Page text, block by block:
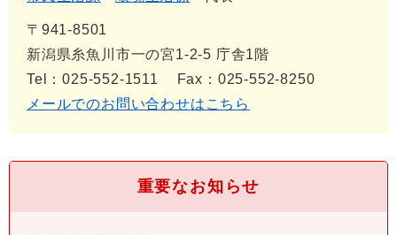
〒941-8501
新潟県糸魚川市一の宮1-2-5 庁舎1階
Tel：025-552-1511
Fax：025-552-8250
メールでのお問い合わせはこちら
重要なお知らせ